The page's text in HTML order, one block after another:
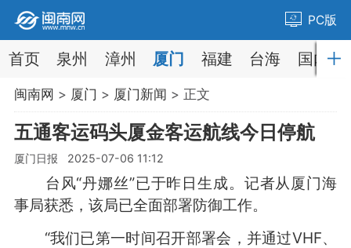
PC版
首页 泉州 漳州 厦门 福建 台海 国内
闽南网 > 厦门 > 厦门新闻 > 正文
五通客运码头厦金客运航线今日停航
厦门日报 2025-07-06 11:12
台风“丹娜丝”已于昨日生成。记者从厦门海
事局获悉，该局已全面部署防御工作。
“我们已第一时间召开部署会，并通过VHF、